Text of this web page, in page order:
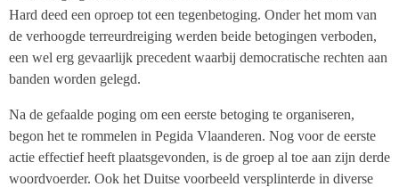
Hard deed een oproep tot een tegenbetoging. Onder het mom van
de verhoogde terreurdreiging werden beide betogingen verboden,
een wel erg gevaarlijk precedent waarbij democratische rechten aan
banden worden gelegd.
Na de gefaalde poging om een eerste betoging te organiseren,
begon het te rommelen in Pegida Vlaanderen. Nog voor de eerste
actie effectief heeft plaatsgevonden, is de groep al toe aan zijn derde
woordvoerder. Ook het Duitse voorbeeld versplinterde in diverse